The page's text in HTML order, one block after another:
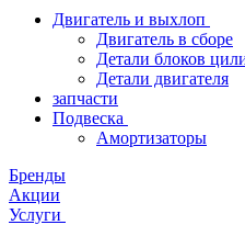
Двигатель и выхлоп
Двигатель в сборе
Детали блоков
Детали двигателя
запчасти
Подвеска
Амортизаторы
Бренды
Акции
Услуги